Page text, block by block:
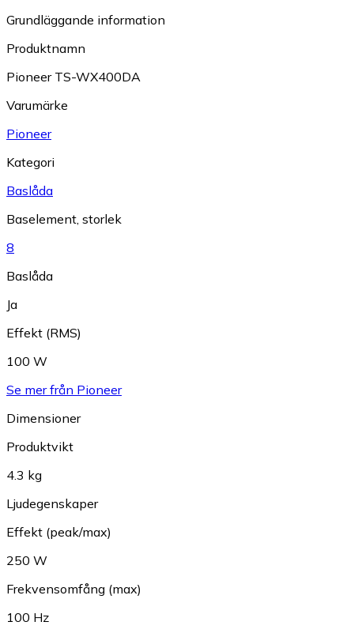
Grundläggande information
Produktnamn
Pioneer TS-WX400DA
Varumärke
Pioneer
Kategori
Baslåda
Baselement, storlek
8
Baslåda
Ja
Effekt (RMS)
100 W
Se mer från Pioneer
Dimensioner
Produktvikt
4.3 kg
Ljudegenskaper
Effekt (peak/max)
250 W
Frekvensomfång (max)
100 Hz